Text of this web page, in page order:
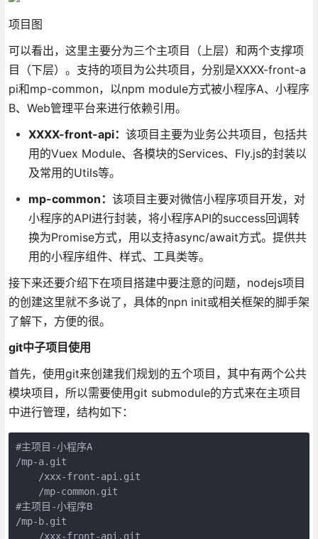
项目图
可以看出，这里主要分为三个主项目（上层）和两个支撑项
目（下层）。支持的项目为公共项目，分别是XXXX-front-a
pi和mp-common，以npm module方式被小程序A、小程序
B、Web管理平台来进行依赖引用。
XXXX-front-api： 该项目主要为业务公共项目，包括共
用的Vuex Module、各模块的Services、Fly.js的封装以
及常用的Utils等。
mp-common： 该项目主要对微信小程序项目开发，对
小程序的API进行封装，将小程序API的success回调转
换为Promise方式，用以支持async/await方式。提供共
用的小程序组件、样式、工具类等。
接下来还要介绍下在项目搭建中要注意的问题，nodejs项目
的创建这里就不多说了，具体的npn init或相关框架的脚手架
了解下，方便的很。
git中子项目使用
首先，使用git来创建我们规划的五个项目，其中有两个公共
模块项目，所以需要使用git submodule的方式来在主项目
中进行管理，结构如下：
#主项目-小程序A
/mp-a.git
    /xxx-front-api.git
    /mp-common.git
#主项目-小程序B
/mp-b.git
    /xxx-front-api.git